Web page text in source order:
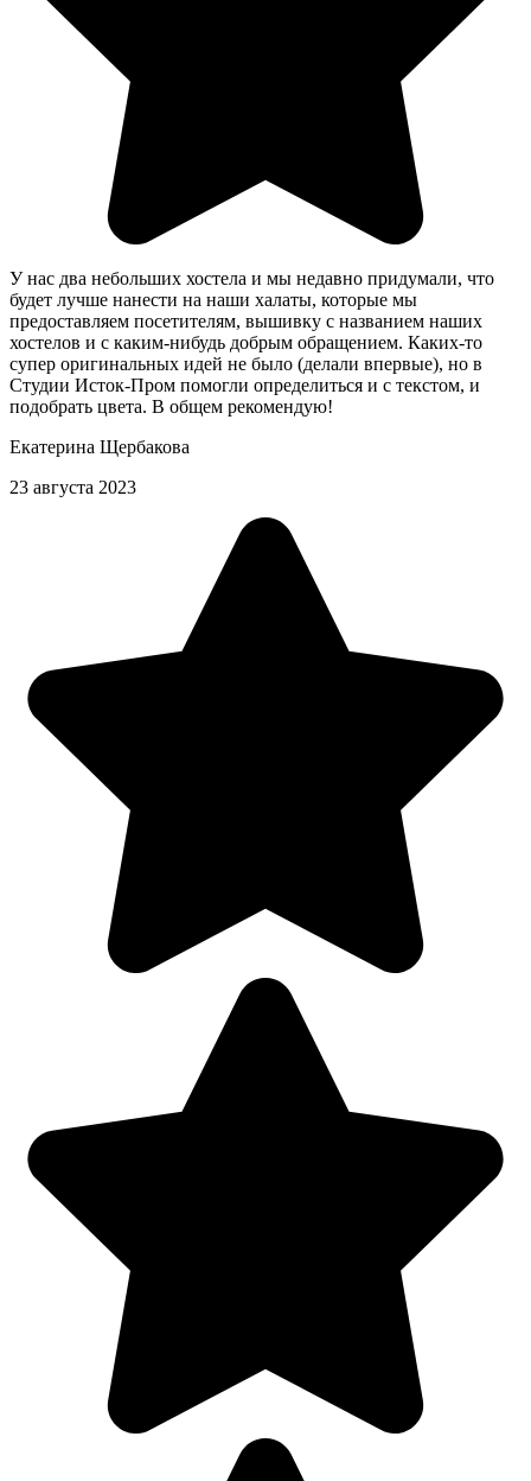
У нас два небольших хостела и мы недавно придумали, что
будет лучше нанести на наши халаты, которые мы
предоставляем посетителям, вышивку с названием наших
хостелов и с каким-нибудь добрым обращением. Каких-то
супер оригинальных идей не было (делали впервые), но в
Студии Исток-Пром помогли определиться и с текстом, и
подобрать цвета. В общем рекомендую!
Екатерина Щербакова
23 августа 2023